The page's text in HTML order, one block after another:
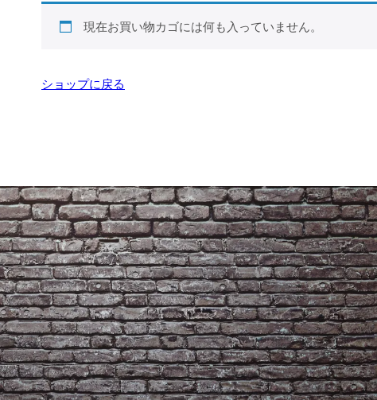
現在お買い物カゴには何も入っていません。
ショップに戻る